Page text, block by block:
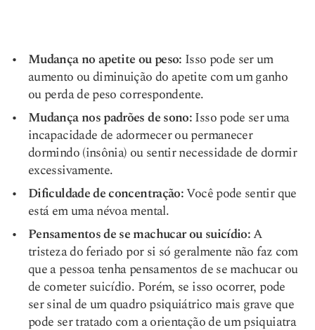
Mudança no apetite ou peso: Isso pode ser um
aumento ou diminuição do apetite com um ganho
ou perda de peso correspondente.
Mudança nos padrões de sono:Isso pode ser uma
incapacidade de adormecer ou permanecer
dormindo (insônia) ou sentir necessidade de dormir
excessivamente.
Dificuldade de concentração:Você pode sentir que
está em uma névoa mental.
Pensamentos de se machucar ou suicídio:A
tristeza do feriado por si só geralmente não faz com
que a pessoa tenha pensamentos de se machucar ou
de cometer suicídio. Porém, se isso ocorrer, pode
ser sinal de um quadro psiquiátrico mais grave que
pode ser tratado com a orientação de um psiquiatra